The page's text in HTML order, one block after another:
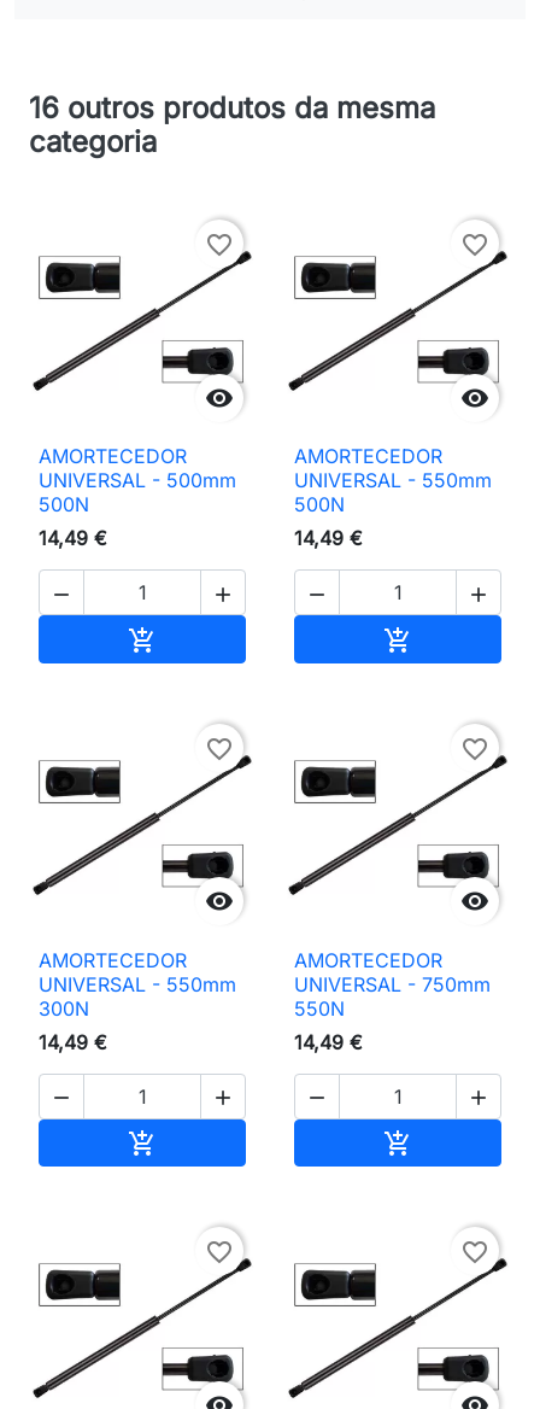
16 outros produtos da mesma
categoria

favorite_border
AMORTECEDOR
UNIVERSAL - 500mm
500N
14,49 €
 


favorite_border
AMORTECEDOR
UNIVERSAL - 550mm
500N
14,49 €
 


favorite_border
AMORTECEDOR
UNIVERSAL - 550mm
300N
14,49 €
 


favorite_border
AMORTECEDOR
UNIVERSAL - 750mm
550N
14,49 €
 

favorite_border favorite_border